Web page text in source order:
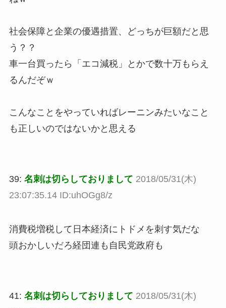
社会保障と企業の優遇措置、どっちが巨額だと思
う？？
車一台買ったら「エコ減税」とかで数十万もらえ
るんだぞｗ
こんなことをやっていればレーニンみたいなこと
も正しいのではないかと思える
39: 名刺は切らしておりまして 2018/05/31(木)
23:07:35.14 ID:uhOGg8/z
消費税増税して日本経済にトドメを刺す気だな
頭おかしいだろ経団連も自民党政府も
41: 名刺は切らしておりまして 2018/05/31(木)